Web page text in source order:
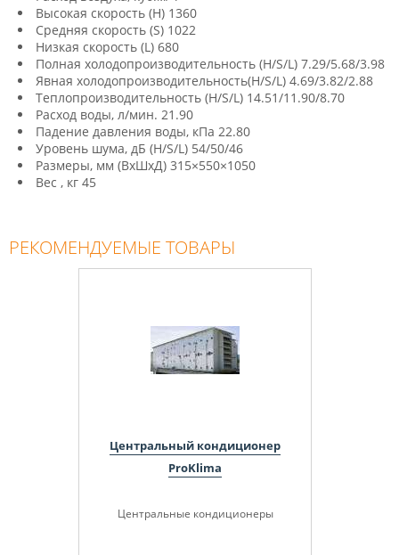
Высокая скорость (H) 1360
Средняя скорость (S) 1022
Низкая скорость (L) 680
Полная холодопроизводительность (H/S/L) 7.29/5.68/3.98
Явная холодопроизводительность(H/S/L) 4.69/3.82/2.88
Теплопроизводительность (H/S/L) 14.51/11.90/8.70
Расход воды, л/мин. 21.90
Падение давления воды, кПа 22.80
Уровень шума, дБ (H/S/L) 54/50/46
Размеры, мм (ВхШхД) 315×550×1050
Вес , кг 45
РЕКОМЕНДУЕМЫЕ ТОВАРЫ
Центральный кондиционер
ProKlima
Центральные кондиционеры